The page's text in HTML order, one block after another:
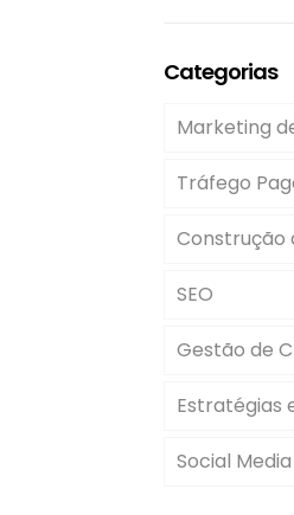
Categorias
Marketing
Tráfego
Construção
SEO
Gestão de
Estratégias
Social Media